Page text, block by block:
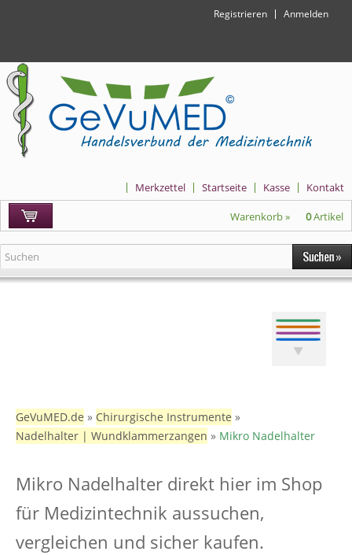
Registrieren Anmelden
Kontakt
Kasse
Startseite
Merkzettel
Warenkorb » 0Artikel
GeVuMED.de » Chirurgische Instrumente »
Nadelhalter | Wundklammerzangen » Mikro Nadelhalter
Mikro Nadelhalter direkt hier im Shop
für Medizintechnik aussuchen,
vergleichen und sicher kaufen.